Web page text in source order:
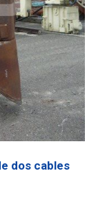
dos cables